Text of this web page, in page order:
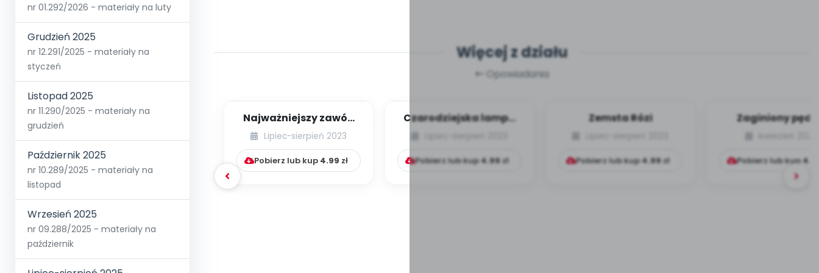
nr 01.292/2026 - materiały na luty
Grudzień 2025
nr 12.291/2025 - materiały na
styczeń
Listopad 2025
nr 11.290/2025 - materiały na
grudzień
Październik 2025
nr 10.289/2025 - materiały na
listopad
Wrzesień 2025
nr 09.288/2025 - materiały na
październik
Więcej z działu
Opowiadania
Najważniejszy zawód
świata
Lipiec-sierpień 2023
Pobierz lub kup 4.99 zł
Czarodziejska lampa
Pobierz lub kup4.99zł
Zemsta Rózi
Pobierz lub kup4.99zł
Zaginiony
Pobierz lub kup